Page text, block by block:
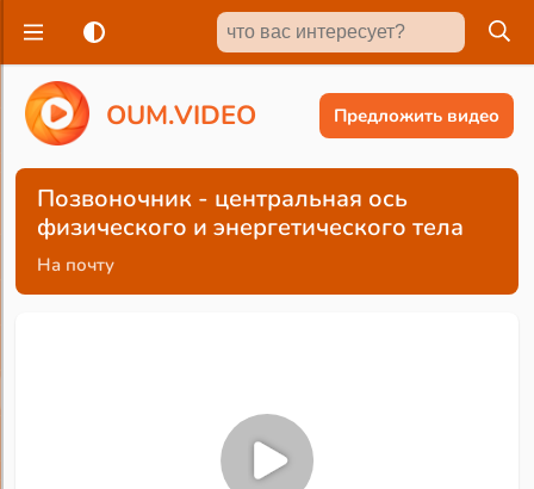
OUM.VIDEO Предложить видео
Позвоночник - центральная ось
физического и энергетического тела
На почту